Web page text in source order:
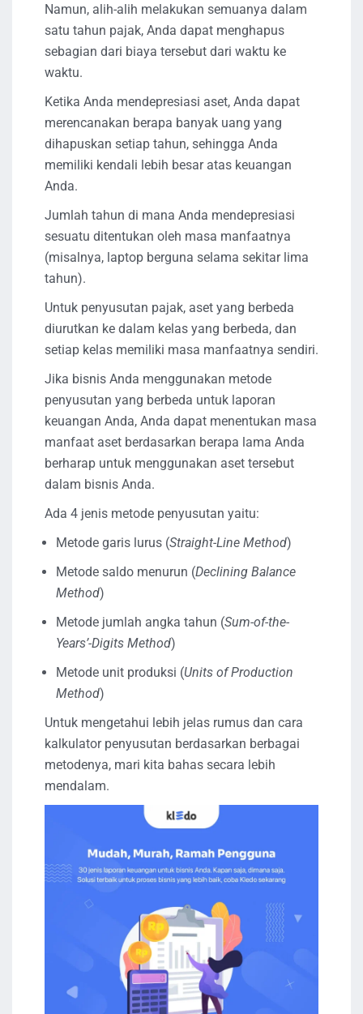
Namun, alih-alih melakukan semuanya dalam
satu tahun pajak, Anda dapat menghapus
sebagian dari biaya tersebut dari waktu ke
waktu.
Ketika Anda mendepresiasi aset, Anda dapat
merencanakan berapa banyak uang yang
dihapuskan setiap tahun, sehingga Anda
memiliki kendali lebih besar atas keuangan
Anda.
Jumlah tahun di mana Anda mendepresiasi
sesuatu ditentukan oleh masa manfaatnya
(misalnya, laptop berguna selama sekitar lima
tahun).
Untuk penyusutan pajak, aset yang berbeda
diurutkan ke dalam kelas yang berbeda, dan
setiap kelas memiliki masa manfaatnya sendiri.
Jika bisnis Anda menggunakan metode
penyusutan yang berbeda untuk laporan
keuangan Anda, Anda dapat menentukan masa
manfaat aset berdasarkan berapa lama Anda
berharap untuk menggunakan aset tersebut
dalam bisnis Anda.
Ada 4 jenis metode penyusutan yaitu:
Metode garis lurus (Straight-Line Method)
Metode saldo menurun (Declining Balance
Method)
Metode jumlah angka tahun (Sum-of-the-
Years’-Digits Method)
Metode unit produksi (Units of Production
Method)
Untuk mengetahui lebih jelas rumus dan cara
kalkulator penyusutan berdasarkan berbagai
metodenya, mari kita bahas secara lebih
mendalam.